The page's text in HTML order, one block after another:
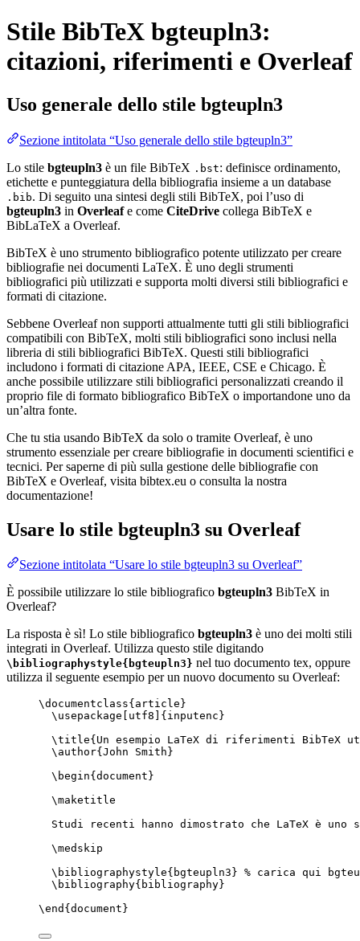
Stile BibTeX bgteupln3:
citazioni, riferimenti e Overleaf
Uso generale dello stile bgteupln3
Sezione intitolata “Uso generale dello stile bgteupln3”
Lo stile bgteupln3 è un file BibTeX .bst: definisce ordinamento,
etichette e punteggiatura della bibliografia insieme a un database
.bib. Di seguito una sintesi degli stili BibTeX, poi l’uso di
bgteupln3 in Overleafe come CiteDrive collega BibTeX e
BibLaTeX a Overleaf.
BibTeX è uno strumento bibliografico potente utilizzato per creare
bibliografie nei documenti LaTeX. È uno degli strumenti
bibliografici più utilizzati e supporta molti diversi stili bibliografici e
formati di citazione.
Sebbene Overleaf non supporti attualmente tutti gli stili bibliografici
compatibili con BibTeX, molti stili bibliografici sono inclusi nella
libreria di stili bibliografici BibTeX. Questi stili bibliografici
includono i formati di citazione APA, IEEE, CSE e Chicago. È
anche possibile utilizzare stili bibliografici personalizzati creando il
proprio file di formato bibliografico BibTeX o importandone uno da
un’altra fonte.
Che tu stia usando BibTeX da solo o tramite Overleaf, è uno
strumento essenziale per creare bibliografie in documenti scientifici e
tecnici. Per saperne di più sulla gestione delle bibliografie con
BibTeX e Overleaf, visita bibtex.eu o consulta la nostra
documentazione!
Usare lo stile bgteupln3 su Overleaf
Sezione intitolata “Usare lo stile bgteupln3 su Overleaf”
È possibile utilizzare lo stile bibliografico bgteupln3 BibTeX in
Overleaf?
La risposta è sì! Lo stile bibliografico bgteupln3 è uno dei molti stili
integrati in Overleaf. Utilizza questo stile digitando
\bibliographystyle{bgteupln3} nel tuo documento tex, oppure
utilizza il seguente esempio per un nuovo documento su Overleaf:
\documentclass{ article }
\usepackage
utf8 ]{ inputenc }
\title{Un esempio LaTeX di riferimenti
\author{John Smith}
\begin{ document }
\maketitle
Studi recenti hanno dimostrato che LaTeX è
\medskip
\bibliographystyle{bgteupln3} % carica qui
\bibliography{bibliography}
\end { document }